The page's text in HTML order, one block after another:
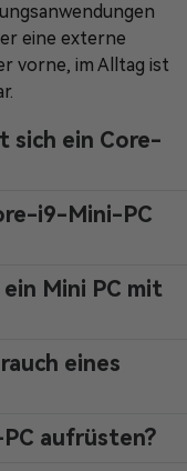
eine externe
vorne, im Alltag ist
sich ein Core-
i9-Mini-PC
Mini PC mit
eines
aufrüsten?